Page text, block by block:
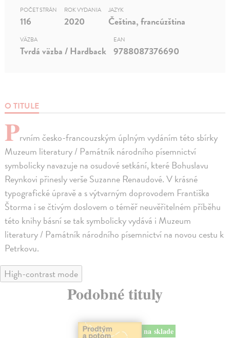
O TITULE
Prvním česko-francouzským úplným vydáním této sbírky
Muzeum literatury / Památník národního písemnictví
symbolicky navazuje na osudové setkání, které Bohuslavu
Reynkovi přinesly verše Suzanne Renaudové. V krásné
typografické úpravě a s výtvarným doprovodem Františka
Štorma i se čtivým doslovem o téměř neuvěřitelném příběhu
této knihy básní se tak symbolicky vydává i Muzeum
literatury / Památník národního písemnictví na novou cestu k
Petrkovu.
POČET STRÁN
116
ROK VYDANIA
2020
JAZYK
Čeština, francúzština
VÄZBA
Tvrdá väzba / Hardback
EAN
9788087376690
High-contrast mode
Podobné tituly